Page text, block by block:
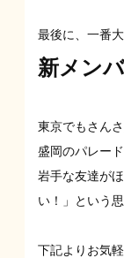
最後に、一番大
新メン
東京でもさん
盛岡のパレード
岩手な友達が
い！」という
下記よりお気